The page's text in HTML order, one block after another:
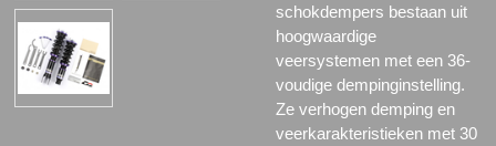
schokdempers bestaan uit
hoogwaardige
veersystemen met een 36-
voudige dempinginstelling.
Ze verhogen demping en
veerkarakteristieken met 30